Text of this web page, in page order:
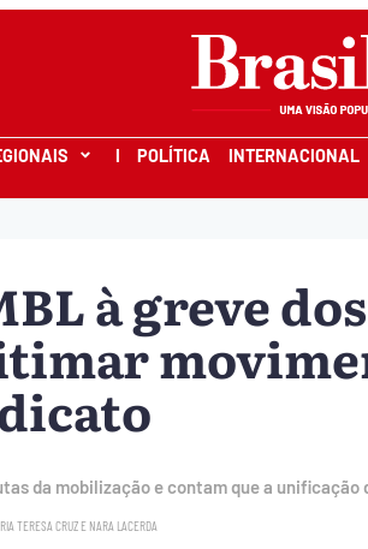
I POLÍTICA INTERNACIONAL
à greve
da mobilização e contam que a
TERESA CRUZ E NARA LACERDA